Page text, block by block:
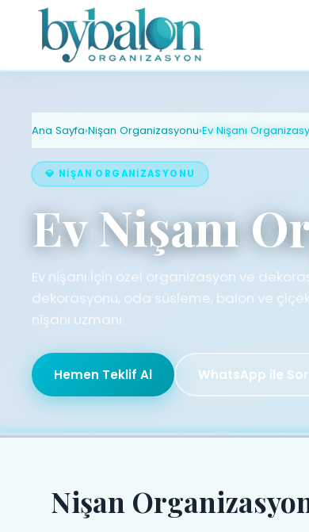
Ana Sayfa›Nişan Organizasyonu›Ev Nişanı
💎 NIŞAN ORGANIZASYONU
Ev Nişanı
Ev nişanı için özel organizasyon ve
dekorasyonu, oda süsleme, balon ve
nişanı uzmanı.
Hemen Teklif Al WhatsApp ile Sor
Nişan